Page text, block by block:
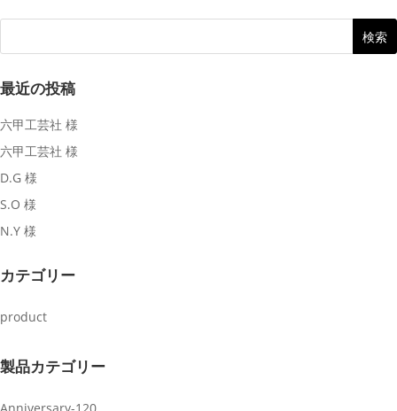
最近の投稿
六甲工芸社 様
六甲工芸社 様
D.G 様
S.O 様
N.Y 様
カテゴリー
product
製品カテゴリー